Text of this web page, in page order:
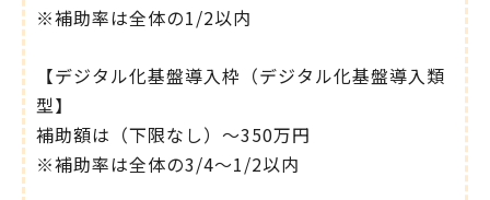
※補助率は全体の1/2以内
【デジタル化基盤導入枠（デジタル化基盤導入類
型】
補助額は（下限なし）～350万円
※補助率は全体の3/4～1/2以内